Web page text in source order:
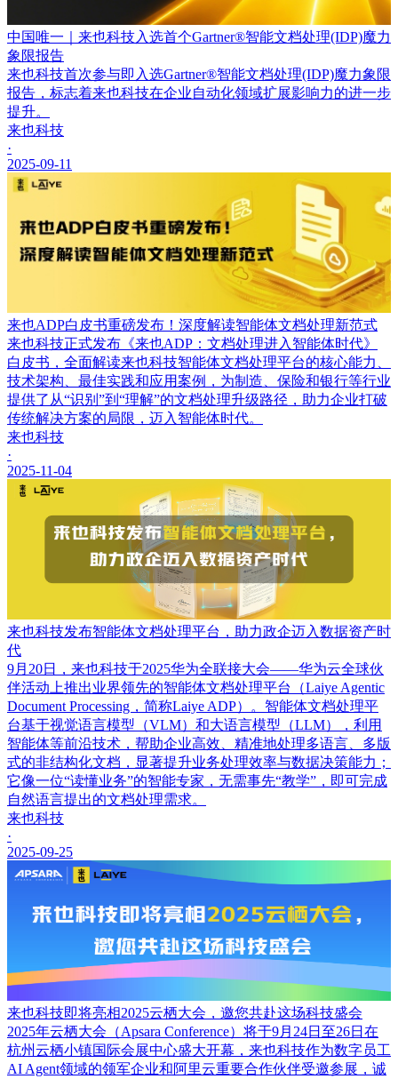
中国唯一｜来也科技入选首个Gartner®智能文档处理(IDP)魔力
象限报告
来也科技首次参与即入选Gartner®智能文档处理(IDP)魔力象限
报告，标志着来也科技在企业自动化领域扩展影响力的进一步
提升。
来也科技
·
2025-09-11
来也ADP白皮书重磅发布！深度解读智能体文档处理新范式
来也科技正式发布《来也ADP：文档处理进入智能体时代》
白皮书，全面解读来也科技智能体文档处理平台的核心能力、
技术架构、最佳实践和应用案例，为制造、保险和银行等行业
提供了从“识别”到“理解”的文档处理升级路径，助力企业打破
传统解决方案的局限，迈入智能体时代。
来也科技
·
2025-11-04
来也科技发布智能体文档处理平台，助力政企迈入数据资产时
代
9月20日，来也科技于2025华为全联接大会——华为云全球伙
伴活动上推出业界领先的智能体文档处理平台（Laiye Agentic
Document Processing，简称Laiye ADP）。智能体文档处理平
台基于视觉语言模型（VLM）和大语言模型（LLM），利用
智能体等前沿技术，帮助企业高效、精准地处理多语言、多版
式的非结构化文档，显著提升业务处理效率与数据决策能力；
它像一位“读懂业务”的智能专家，无需事先“教学”，即可完成
自然语言提出的文档处理需求。
来也科技
·
2025-09-25
来也科技即将亮相2025云栖大会，邀您共赴这场科技盛会
2025年云栖大会（Apsara Conference）将于9月24日至26日在
杭州云栖小镇国际会展中心盛大开幕，来也科技作为数字员工
AI Agent领域的领军企业和阿里云重要合作伙伴受邀参展，诚